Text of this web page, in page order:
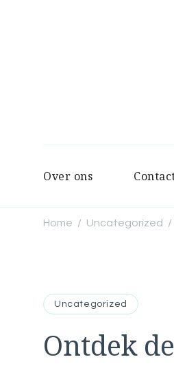
Over ons
Home / Uncategorized /
Uncategorized
Ontdek